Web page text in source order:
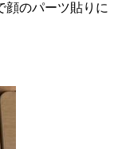
顔のパーツ貼りに